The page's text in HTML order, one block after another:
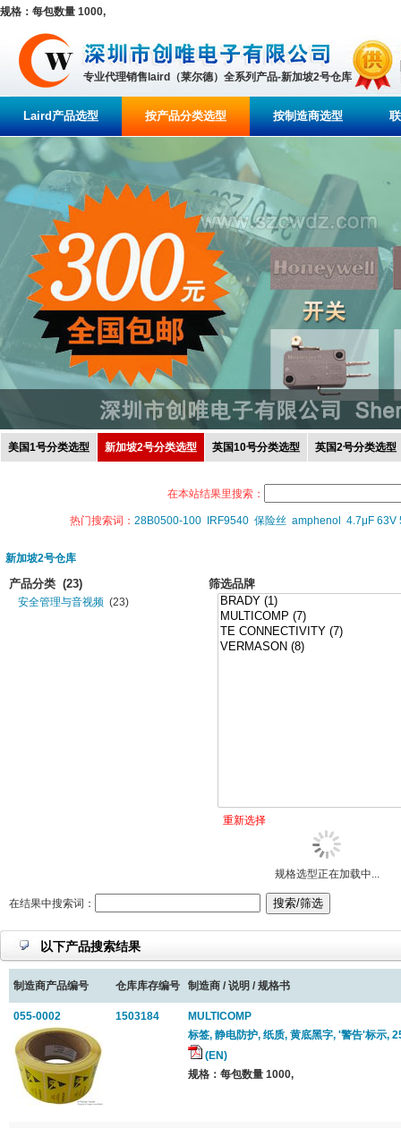
规格：每包数量 1000,
专业代理销售laird（莱尔德）全系列产品-新加坡2号仓库
Laird产品选型 按产品分类选型 按制造商选型
美国1号分类选型 新加坡2号分类选型 英国10号分类选型 英国2号分类选型
在本站结果里搜索：
热门搜索词： 28B0500-100 IRF9540 保险丝 amphenol 4.7μF 63V
新加坡2号仓库
产品分类 (23)
安全管理与音视频 (23)
筛选品牌
重新选择
规格选型正在加载中...
在结果中搜索词：
以下产品搜索结果
制造商产品编号 仓库库存编号 制造商 / 说明 / 规格书
055-0002 1503184
MULTICOMP
标签, 静电防护, 纸质, 黄底黑字, '警告'标示,
(EN)
规格：每包数量 1000,